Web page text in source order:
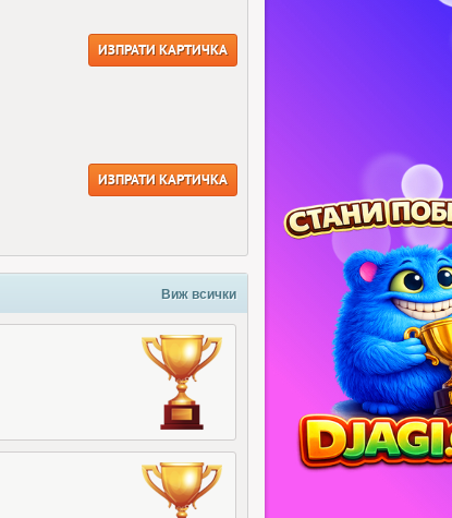
ИЗПРАТИ КАРТИЧКА
ИЗПРАТИ КАРТИЧКА
Виж всички